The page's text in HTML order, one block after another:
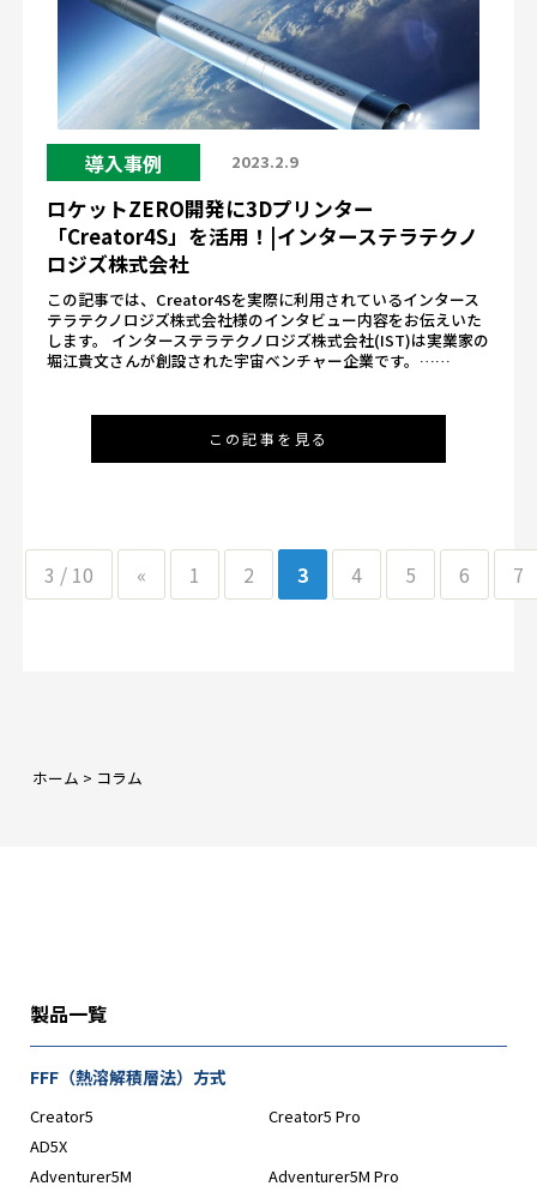
導入事例 2023.2.9
ロケットZERO開発に3Dプリンター
「Creator4S」を活用！|インターステラテクノ
ロジズ株式会社
この記事では、Creator4Sを実際に利用されているインタース
テラテクノロジズ株式会社様のインタビュー内容をお伝えいた
します。 インターステラテクノロジズ株式会社(IST)は実業家の
堀江貴文さんが創設された宇宙ベンチャー企業です。……
この記事を見る
3 / 10 « 1 2 3 4 5 6 7
ホーム > コラム
製品一覧
FFF（熱溶解積層法）方式
Creator5
Creator5 Pro
AD5X
Adventurer5M
Adventurer5M Pro